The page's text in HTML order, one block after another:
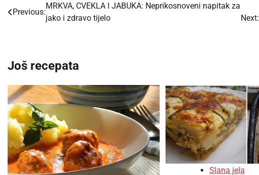
Post
navigation
Previous:
MRKVA, CVEKLA I JABUKA: Neprikosnoveni napitak za
jako i zdravo tijelo
Next:
Još recepata
Slana jela